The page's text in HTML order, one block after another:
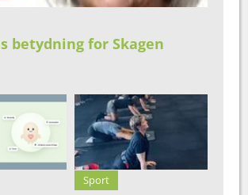
betydning for Skagen
Sport